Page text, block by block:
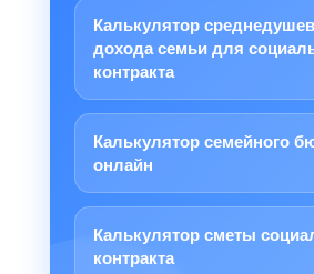
Калькулятор
дохода семьи для
контракта
Калькулятор семейного
онлайн
Калькулятор сметы
контракта